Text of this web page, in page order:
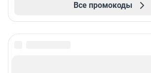
Все промокоды